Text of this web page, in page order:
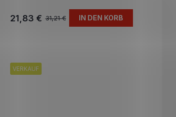
31,21 €
21,83 € IN DEN KORB
VERKAUF